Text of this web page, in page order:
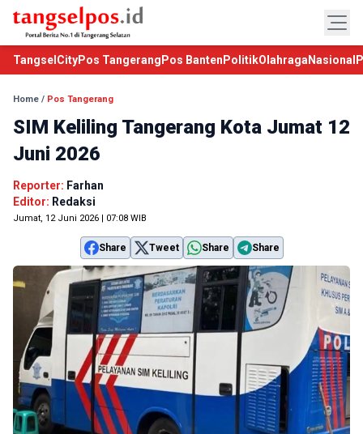
TangselCityPos Tangerang Pos Banten PolitikOlahraga Nasional
Home / Pos Tangerang
SIM Keliling Tangerang Kota Jumat 12
Juni 2026
Reporter: Farhan
Editor: Redaksi
Jumat, 12 Juni 2026 | 07:08 WIB
Share Tweet Share Share